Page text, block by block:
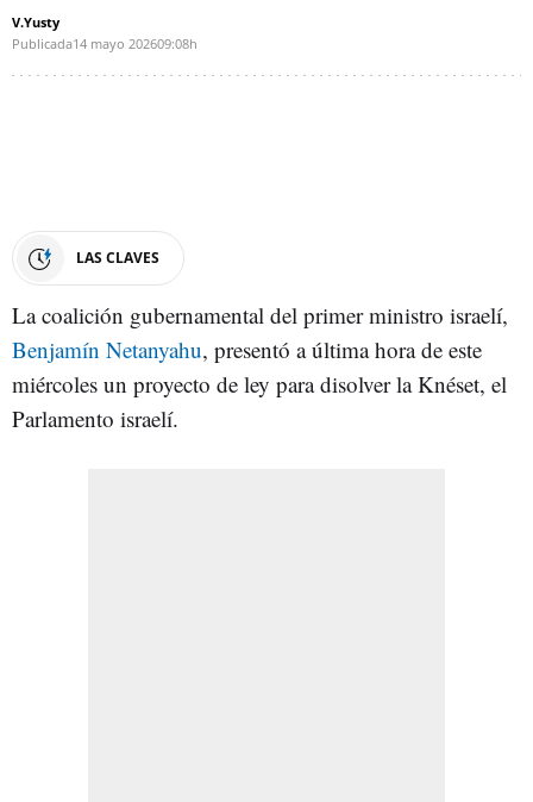
V.Yusty
Publicada14 mayo 202609:08h
LAS CLAVES
La coalición gubernamental del primer ministro israelí,
Benjamín Netanyahu, presentó a última hora de este
miércoles un proyecto de ley para disolver la Knéset, el
Parlamento israelí.